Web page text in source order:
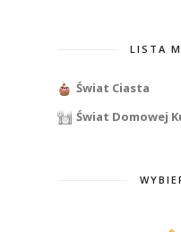
LISTA
Świat Ciasta
Świat Domowej